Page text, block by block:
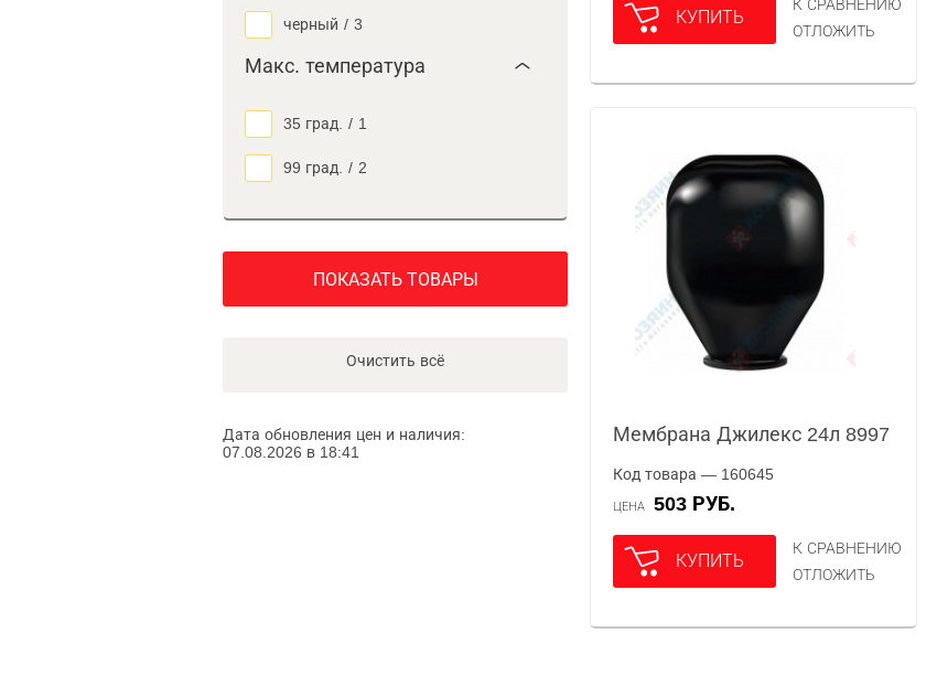
черный / 3
Макс. температура
35 град. / 1
99 град. / 2
ПОКАЗАТЬ ТОВАРЫ
Очистить всё
Дата обновления цен и наличия:
07.08.2026 в 18:41
КУПИТЬ
К СРАВНЕНИЮ
ОТЛОЖИТЬ
Мембрана Джилекс 24л 8997
Код товара — 160645
ЦЕНА 503 РУБ.
КУПИТЬ
К СРАВНЕНИЮ
ОТЛОЖИТЬ